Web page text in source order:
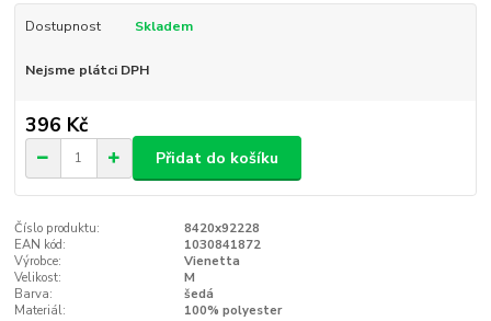
Dostupnost Skladem
Nejsme plátci DPH
396 Kč
Přidat do košíku
Číslo produktu:
8420x92228
EAN kód:
1030841872
Výrobce:
Vienetta
Velikost:
M
Barva:
šedá
Materiál:
100% polyester